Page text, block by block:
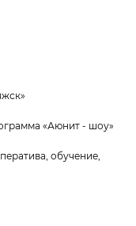
«Аюнит - шоу»
обучение,